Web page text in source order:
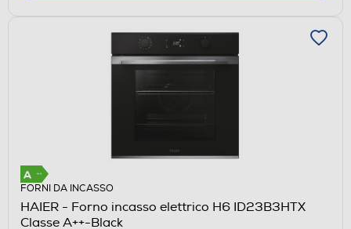
FORNI DA INCASSO
HAIER - Forno incasso elettrico H6 ID23B3HTX
Classe A++-Black